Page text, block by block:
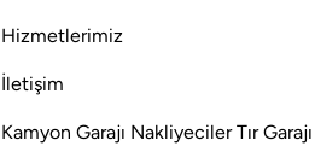
Hizmetlerimiz
İletişim
Kamyon Garajı Nakliyeciler Tır Garajı